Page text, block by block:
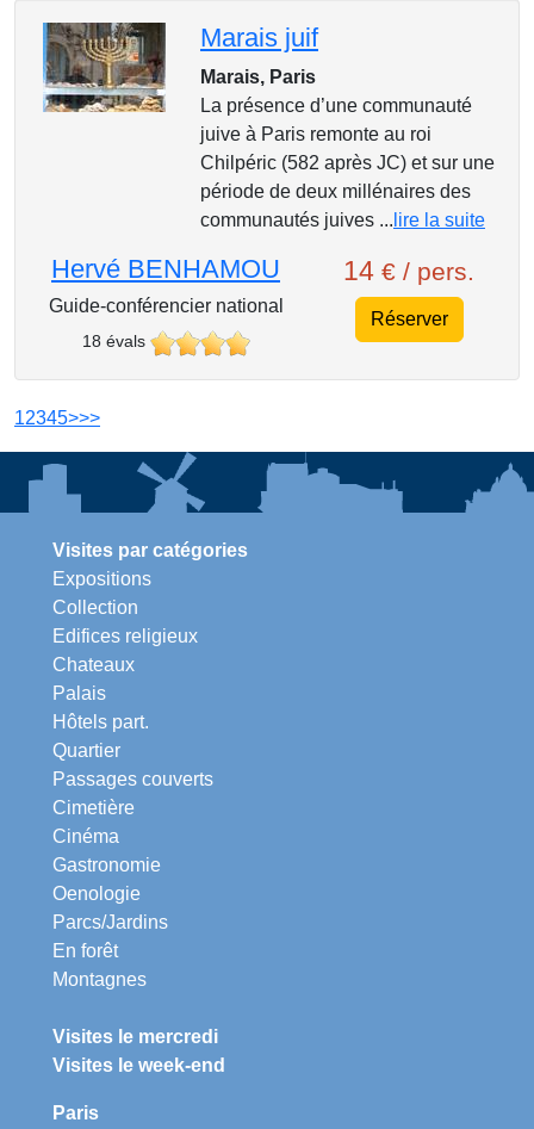
Marais juif
Marais, Paris
La présence d’une communauté
juive à Paris remonte au roi
Chilpéric (582 après JC) et sur une
période de deux millénaires des
communautés juives ... lire la suite
Hervé BENHAMOU
Guide-conférencier national
18 évals
14 € / pers.
Réserver
12345>>>
Visites par catégories
Expositions
Collection
Edifices religieux
Chateaux
Palais
Hôtels part.
Quartier
Passages couverts
Cimetière
Cinéma
Gastronomie
Oenologie
Parcs/Jardins
En forêt
Montagnes
Visites le mercredi
Visites le week-end
Paris